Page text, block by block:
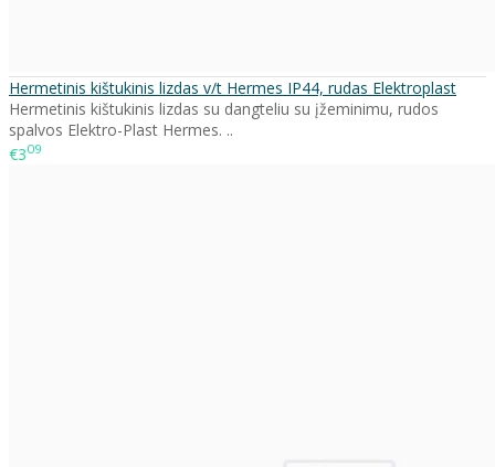
Hermetinis kištukinis lizdas v/t Hermes IP44, rudas Elektroplast
Hermetinis kištukinis lizdas su dangteliu su įžeminimu, rudos
spalvos Elektro-Plast Hermes. ..
€309